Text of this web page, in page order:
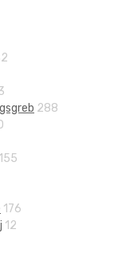
288
155
176
12